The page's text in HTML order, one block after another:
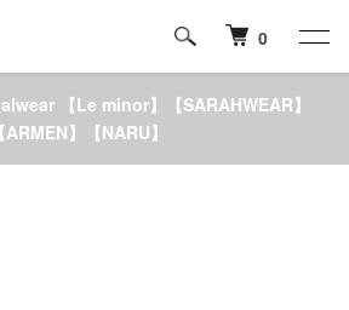
0
【Le minor】【SARAHWEAR】
【ARMEN】【NARU】